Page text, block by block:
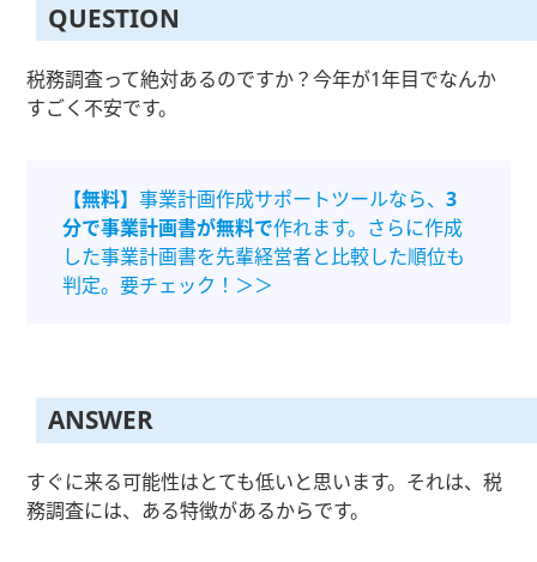
QUESTION
税務調査って絶対あるのですか？今年が1年目でなんか
すごく不安です。
【無料】事業計画作成サポートツールなら、3
分で事業計画書が無料で作れます。さらに作成
した事業計画書を先輩経営者と比較した順位も
判定。要チェック！＞＞
ANSWER
すぐに来る可能性はとても低いと思います。それは、税
務調査には、ある特徴があるからです。